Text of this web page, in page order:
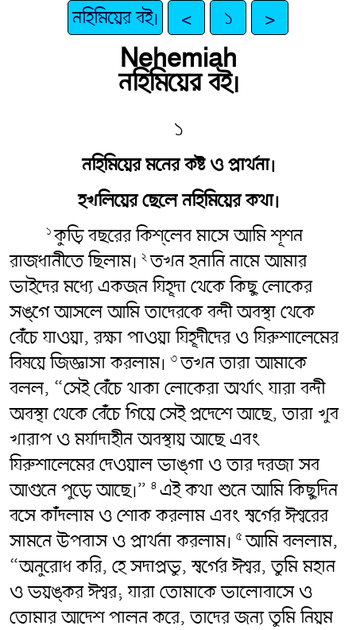
নহিমিয়ের বই। < ১ >
Nehemiah
নহিমিয়ের বই।
১
নহিমিয়ের মনের কষ্ট ও প্রার্থনা।
হখলিয়ের ছেলে নহিমিয়ের কথা।
১কুড়ি বছরের কিশ্‌লেব মাসে আমি শূশন
রাজধানীতে ছিলাম। ২তখন হনানি নামে আমার
ভাইদের মধ্যে একজন যিহূদা থেকে কিছু লোকের
সঙ্গে আসলে আমি তাদেরকে বন্দী অবস্থা থেকে
বেঁচে যাওয়া, রক্ষা পাওয়া যিহূদীদের ও যিরুশালেমের
বিষয়ে জিজ্ঞাসা করলাম। ৩তখন তারা আমাকে
বলল, “সেই বেঁচে থাকা লোকেরা অর্থাৎ যারা বন্দী
অবস্থা থেকে বেঁচে গিয়ে সেই প্রদেশে আছে, তারা খুব
খারাপ ও মর্যাদাহীন অবস্থায় আছে এবং
যিরুশালেমের দেওয়াল ভাঙ্গা ও তার দরজা সব
আগুনে পুড়ে আছে।” ৪ এই কথা শুনে আমি কিছুদিন
বসে কাঁদলাম ও শোক করলাম এবং স্বর্গের ঈশ্বরের
সামনে উপবাস ও প্রার্থনা করলাম। ৫আমি বললাম,
“অনুরোধ করি, হে সদাপ্রভু, স্বর্গের ঈশ্বর, তুমি মহান
ও ভয়ঙ্কর ঈশ্বর; যারা তোমাকে ভালোবাসে ও
তোমার আদেশ পালন করে, তাদের জন্য তুমি নিয়ম